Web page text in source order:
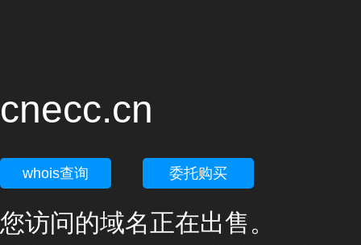
cnecc.cn
whois查询 委托购买
您访问的域名正在出售。